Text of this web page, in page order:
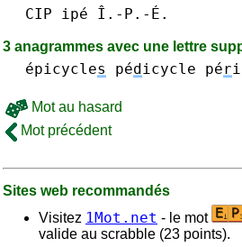
CIP ipé Î.-P.-É.
3 anagrammes avec une lettre
épicycles pédicycle pér
Mot au hasard
Mot précédent
Sites web recommandés
Visitez 1Mot.net - le mot
valide au scrabble (23 points).